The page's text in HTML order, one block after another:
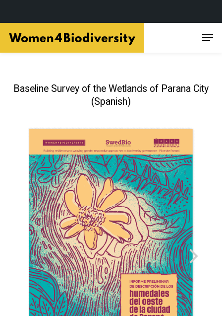
main
Baseline Survey of the Wetlands of Parana City
(Spanish)